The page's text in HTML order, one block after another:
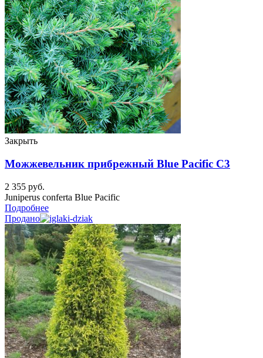
Закрыть
Можжевельник прибрежный Blue Pacific C3
2 355 руб.
Juniperus conferta Blue Pacific
Подробнее
Продано